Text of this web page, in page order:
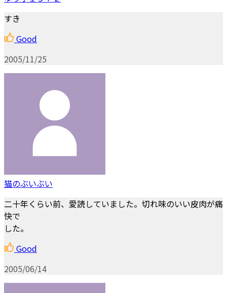
すき
Good
2005/11/25
猫のぶいぶい
二十年くらい前、愛読していました。切れ味のいい皮肉が痛
快で
した。
Good
2005/06/14